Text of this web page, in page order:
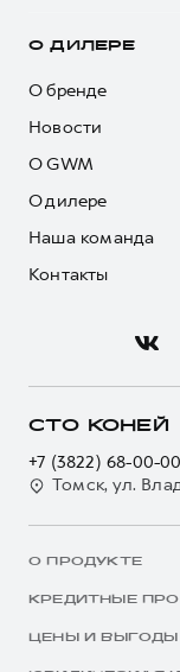
О ДИЛЕРЕ
О бренде
Новости
О GWM
О дилере
Наша команда
Контакты
СТО КОНЕЙ
+7 (3822) 68-00-00
Томск, ул.
О ПРОДУКТЕ
КРЕДИТНЫЕ
ЦЕНЫ И ВЫГОДЫ